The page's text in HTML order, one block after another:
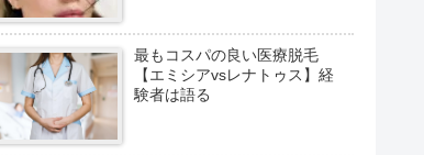
最もコスパの良い医療脱毛
【エミシアvsレナトゥス】経
験者は語る